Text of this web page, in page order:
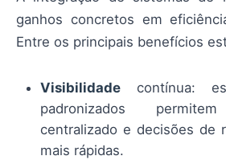
ganhos concretos em
Entre os principais benefícios
Visibilidade contínua:
padronizados
centralizado e decisões de
mais rápidas.